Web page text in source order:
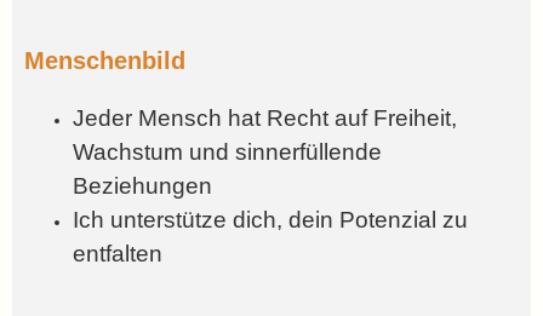
Menschenbild
Jeder Mensch hat Recht auf Freiheit,
Wachstum und sinnerfüllende
Beziehungen
Ich unterstütze dich, dein Potenzial zu
entfalten